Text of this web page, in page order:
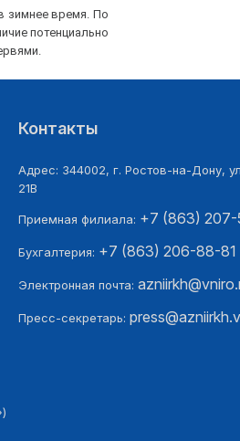
зимнее время. По
потенциально
Контакты
Адрес: 344002, г. Ростов-на-Дону,
21В
Приемная филиала: +7 (863)
Бухгалтерия: +7 (863) 206-88-81
Электронная почта:
Пресс-секретарь: